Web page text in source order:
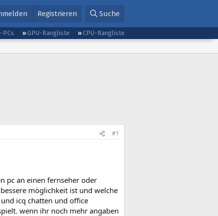
Registrieren Suche
PCs GPU-Rangliste
CPU-Rangliste
#1
pc an einen fernseher oder
möglichkeit ist und welche
icq chatten und office
wenn ihr noch mehr angaben